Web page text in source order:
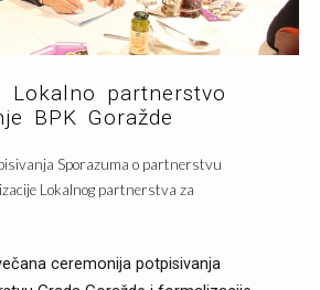
Lokalno partnerstvo
BPK Goražde
Sporazuma o partnerstvu
Lokalnog partnerstva za
ceremonija potpisivanja